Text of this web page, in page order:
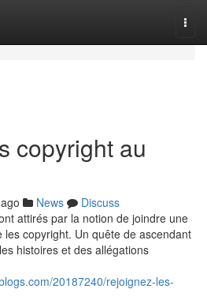
copyright au
News
Discuss
attirés par la notion de joindre une
copyright. Un quête de ascendant
histoires et des allégations
20187240/rejoignez-les-